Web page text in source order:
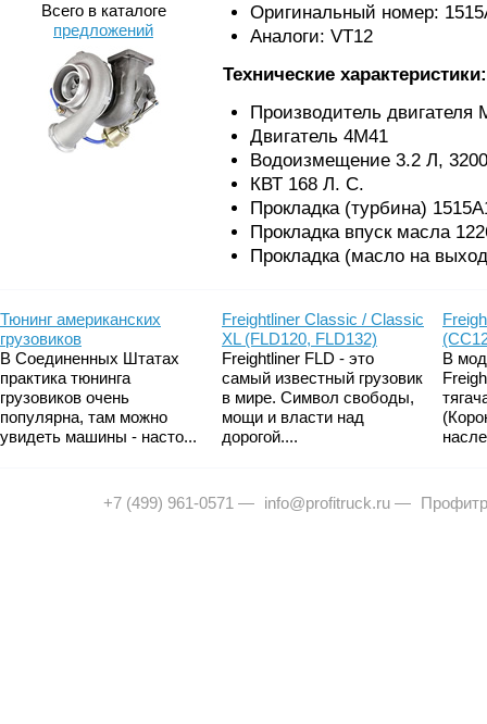
Всего в каталоге
предложений
Оригинальный номер:
Аналоги: VT12
Технические характеристики:
Производитель двигателя
Двигатель 4M41
Водоизмещение 3.2 Л,
КВТ 168 Л. С.
Прокладка (турбина)
Прокладка впуск масла
Прокладка (масло на
Тюнинг американских
грузовиков
В Соединенных Штатах
практика тюнинга
грузовиков очень
популярна, там можно
увидеть машины - насто...
Freightliner Classic / Classic
XL (FLD120, FLD132)
Freightliner FLD - это
самый известный грузовик
в мире. Символ свободы,
мощи и власти над
дорогой....
В
+7 (499) 961-0571 — info@profitruck.ru —